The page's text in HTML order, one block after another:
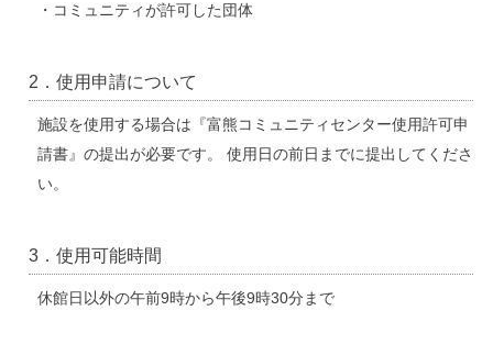
・コミュニティが許可した団体
2．使用申請について
施設を使用する場合は『富熊コミュニティセンター使用許可申
請書』の提出が必要です。 使用日の前日までに提出してくださ
い。
3．使用可能時間
休館日以外の午前9時から午後9時30分まで